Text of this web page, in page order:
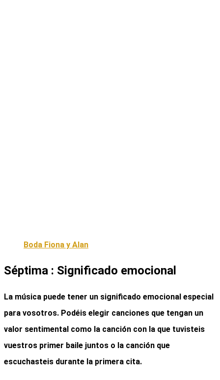
Boda Fiona y Alan
Séptima : Significado emocional
La música puede tener un significado emocional especial
para vosotros. Podéis elegir canciones que tengan un
valor sentimental como la canción con la que tuvisteis
vuestros primer baile juntos o la canción que
escuchasteis durante la primera cita.